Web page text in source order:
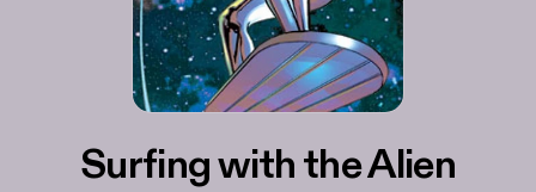
Surfing with the Alien